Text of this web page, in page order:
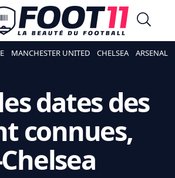
MANCHESTER UNITED CHELSEA ARSENAL
dates des
connues,